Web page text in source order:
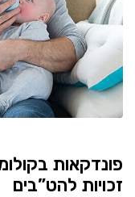
פונדקאות
זכויות להט”בים